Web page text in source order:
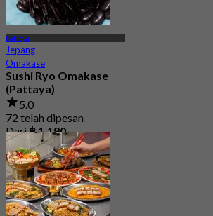
Pattaya
Jepang
Omakase
Sushi Ryo Omakase
(Pattaya)
5.0
72 telah dipesan
Dari฿ 1,190